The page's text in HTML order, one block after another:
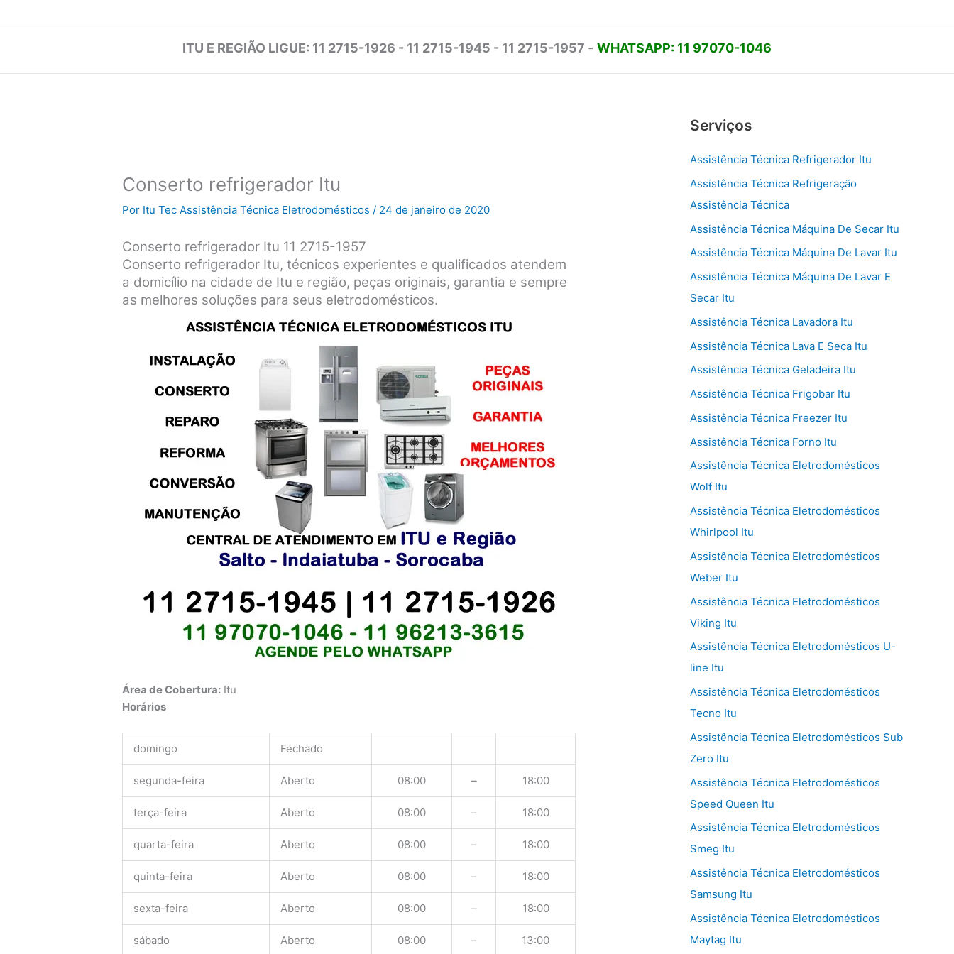
ITU E REGIÃO LIGUE: 11 2715-1926 - 11 2715-1945 - 11 2715-1957 - WHATSAPP: 11 97070-1046
Conserto refrigerador Itu
Por Itu Tec Assistência Técnica Eletrodomésticos/ 24 de janeiro de 2020
Conserto refrigerador Itu 11 2715-1957
Conserto refrigerador Itu, técnicos experientes e qualificados atendem
a domicílio na cidade de Itu e região, peças originais, garantia e sempre
as melhores soluções para seus eletrodomésticos.
Área de Cobertura: Itu
Horários
domingo Fechado
segunda-feira Aberto 08:00 – 18:00
terça-feira Aberto 08:00 – 18:00
quarta-feira Aberto 08:00 – 18:00
quinta-feira Aberto 08:00 – 18:00
sexta-feira Aberto 08:00 – 18:00
sábado Aberto 08:00 – 13:00
Serviços
Assistência Técnica Refrigerador Itu
Assistência Técnica Refrigeração
Assistência Técnica
Assistência Técnica Máquina De Secar Itu
Assistência Técnica Máquina De Lavar Itu
Assistência Técnica Máquina De Lavar E
Secar Itu
Assistência Técnica Lavadora Itu
Assistência Técnica Lava E Seca Itu
Assistência Técnica Geladeira Itu
Assistência Técnica Frigobar Itu
Assistência Técnica Freezer Itu
Assistência Técnica Forno Itu
Assistência Técnica Eletrodomésticos
Wolf Itu
Assistência Técnica Eletrodomésticos
Whirlpool Itu
Assistência Técnica Eletrodomésticos
Weber Itu
Assistência Técnica Eletrodomésticos
Viking Itu
Assistência Técnica Eletrodomésticos U-
line Itu
Assistência Técnica Eletrodomésticos
Tecno Itu
Assistência Técnica Eletrodomésticos Sub
Zero Itu
Assistência Técnica Eletrodomésticos
Speed Queen Itu
Assistência Técnica Eletrodomésticos
Smeg Itu
Assistência Técnica Eletrodomésticos
Samsung Itu
Assistência Técnica Eletrodomésticos
Maytag Itu